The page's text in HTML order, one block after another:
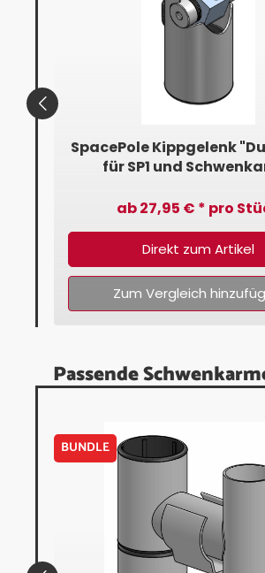
SpacePole Kippgelenk
für SP1 und
ab 27,95 € * pro
Direkt zum Artikel
Zum Vergleich
Passende
BUNDLE